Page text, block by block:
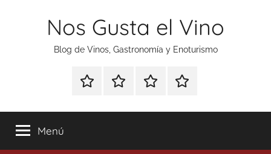
Nos Gusta el Vino
Blog de Vinos, Gastronomía y Enoturismo
Especial
Tonics
Enoturismo
Gastronomía
RankingContacto
Menú